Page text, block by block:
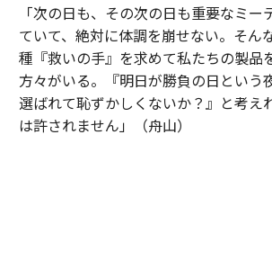
「次の日も、その次の日も重要なミー
ていて、絶対に体調を崩せない。そん
種『救いの手』を求めて私たちの製品
方々がいる。『明日が勝負の日という
選ばれて恥ずかしくないか？』と考え
は許されません」（舟山）